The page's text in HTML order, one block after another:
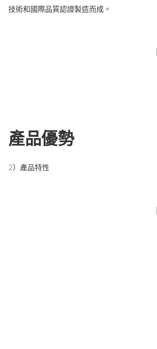
技術和國際品質認證製造而成。
產品優勢
2）產品特性